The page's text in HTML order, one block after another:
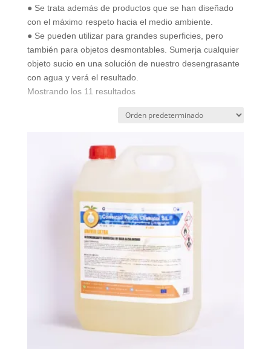
● Se trata además de productos que se han diseñado
con el máximo respeto hacia el medio ambiente.
● Se pueden utilizar para grandes superficies, pero
también para objetos desmontables. Sumerja cualquier
objeto sucio en una solución de nuestro desengrasante
con agua y verá el resultado.
Mostrando los 11 resultados